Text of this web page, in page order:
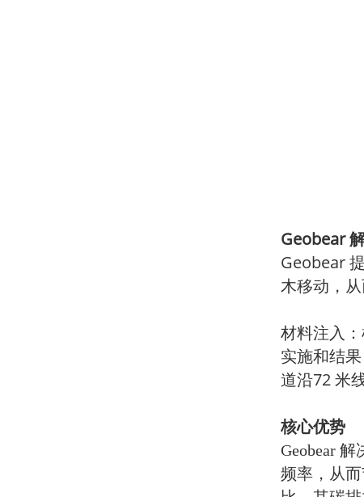
Geobear
Geobear
木移动，
材料注入
实施和结
道沿72 米
核心优势
Geobear
频率，从